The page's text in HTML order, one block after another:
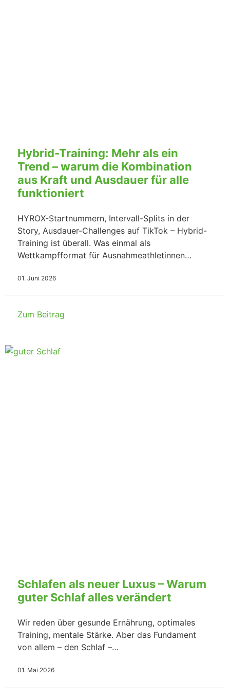
Hybrid-Training: Mehr als ein
Trend – warum die Kombination
aus Kraft und Ausdauer für alle
funktioniert
HYROX-Startnummern, Intervall-Splits in der
Story, Ausdauer-Challenges auf TikTok – Hybrid-
Training ist überall. Was einmal als
Wettkampfformat für Ausnahmeathletinnen…
01. Juni 2026
Zum Beitrag
Schlafen als neuer Luxus – Warum
guter Schlaf alles verändert
Wir reden über gesunde Ernährung, optimales
Training, mentale Stärke. Aber das Fundament
von allem – den Schlaf –…
01. Mai 2026